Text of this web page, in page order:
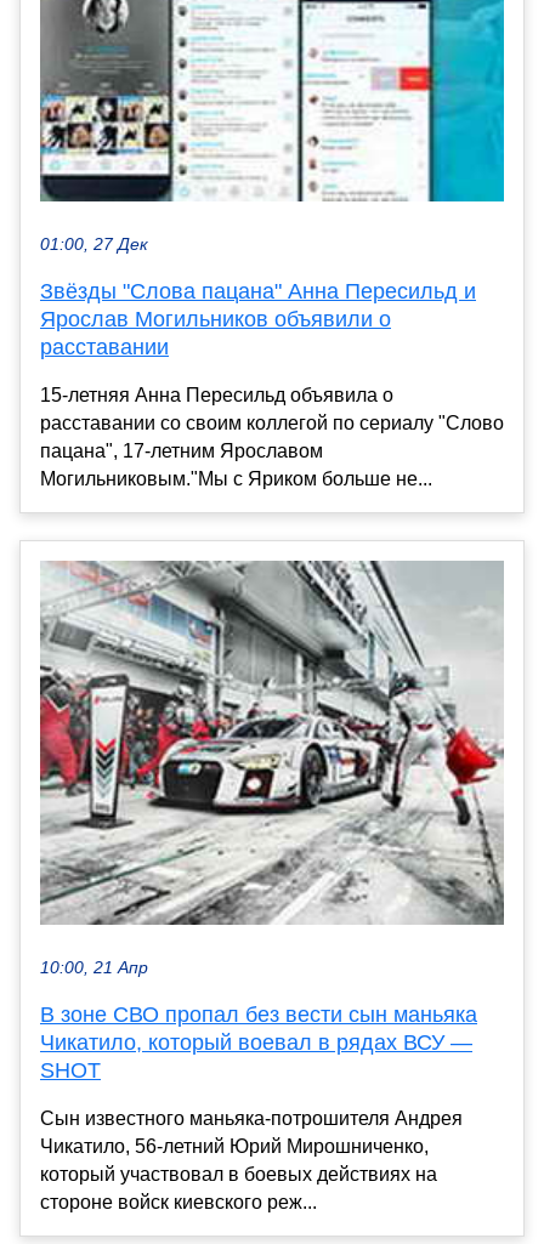
01:00, 27 Дек
Звёзды "Слова пацана" Анна Пересильд и
Ярослав Могильников объявили о
расставании
15-летняя Анна Пересильд объявила о
расставании со своим коллегой по сериалу "Слово
пацана", 17-летним Ярославом
Могильниковым."Мы с Яриком больше не...
10:00, 21 Апр
В зоне СВО пропал без вести сын маньяка
Чикатило, который воевал в рядах ВСУ —
SHOT
Сын известного маньяка-потрошителя Андрея
Чикатило, 56-летний Юрий Мирошниченко,
который участвовал в боевых действиях на
стороне войск киевского реж...